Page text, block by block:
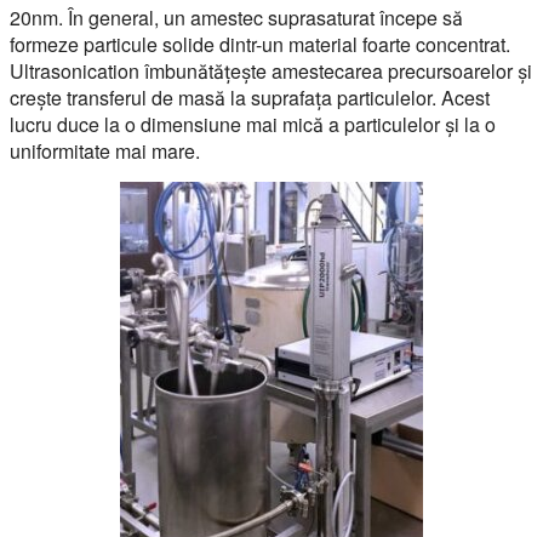
20nm. În general, un amestec suprasaturat începe să
formeze particule solide dintr-un material foarte concentrat.
Ultrasonication îmbunătățește amestecarea precursoarelor și
crește transferul de masă la suprafața particulelor. Acest
lucru duce la o dimensiune mai mică a particulelor și la o
uniformitate mai mare.